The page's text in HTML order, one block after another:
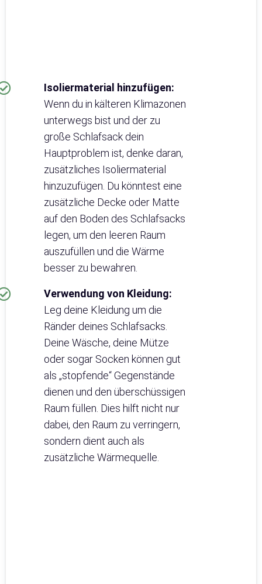
Isoliermaterial hinzufügen:
Wenn du in kälteren Klimazonen
unterwegs bist und der zu
große Schlafsack dein
Hauptproblem ist, denke daran,
zusätzliches Isoliermaterial
hinzuzufügen. Du könntest eine
zusätzliche Decke oder Matte
auf den Boden des Schlafsacks
legen, um den leeren Raum
auszufüllen und die Wärme
besser zu bewahren.
Verwendung von Kleidung:
Leg deine Kleidung um die
Ränder deines Schlafsacks.
Deine Wäsche, deine Mütze
oder sogar Socken können gut
als „stopfende“ Gegenstände
dienen und den überschüssigen
Raum füllen. Dies hilft nicht nur
dabei, den Raum zu verringern,
sondern dient auch als
zusätzliche Wärmequelle.